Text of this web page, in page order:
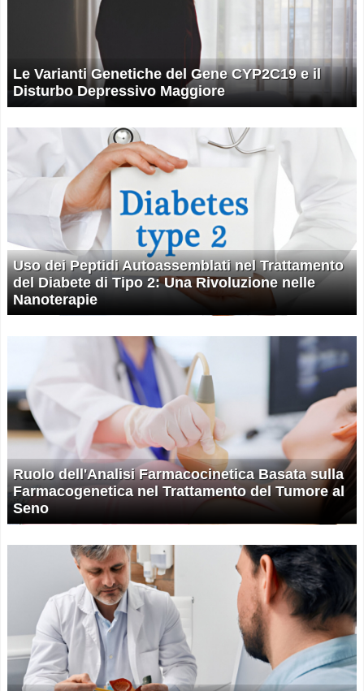
Le Varianti Genetiche del Gene CYP2C19 e il
Disturbo Depressivo Maggiore
Uso dei Peptidi Autoassemblati nel Trattamento
del Diabete di Tipo 2: Una Rivoluzione nelle
Nanoterapie
Ruolo dell'Analisi Farmacocinetica Basata sulla
Farmacogenetica nel Trattamento del Tumore al
Seno